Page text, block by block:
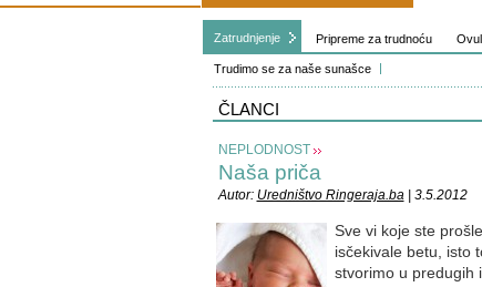
Zatrudnjenje Pripreme za trudnoću
Trudimo se za naše sunašce
ČLANCI
NEPLODNOST
Naša priča
Autor: Uredništvo Ringeraja.ba| 3.5.2012
Sve vi koje ste
isčekivale betu, isto
stvorimo u predugih